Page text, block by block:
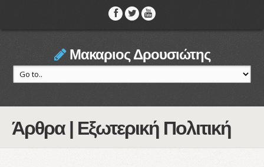
Μακαριος Δρουσιώτης
Άρθρα | Εξωτερική Πολιτική